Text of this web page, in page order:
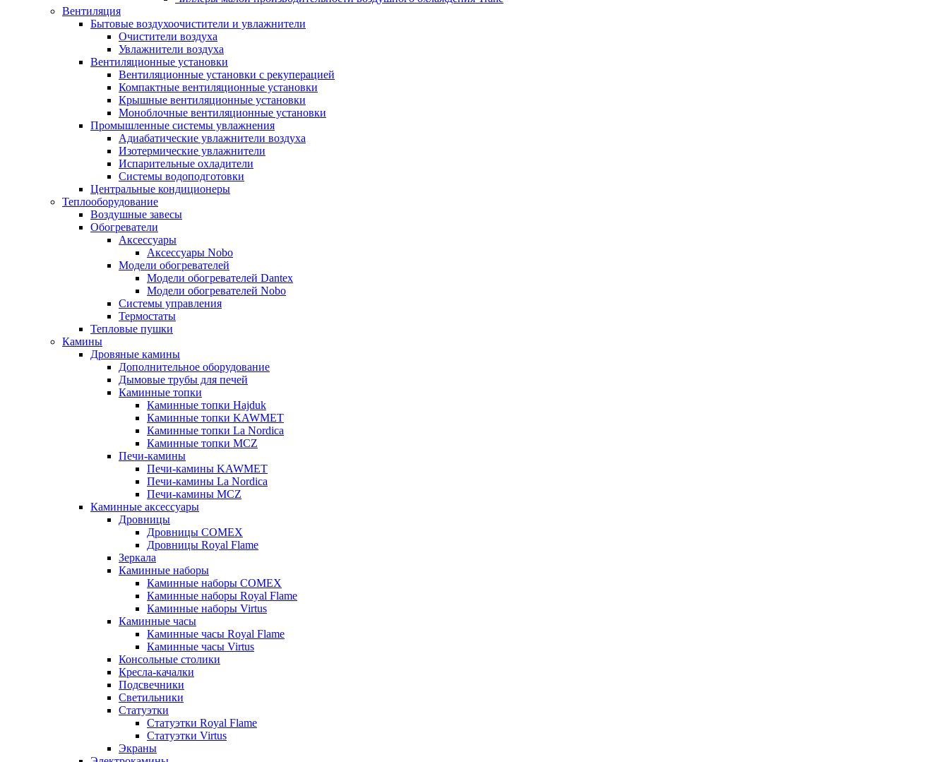
Вентиляция
Бытовые воздухоочистители и увлажнители
Очистители воздуха
Увлажнители воздуха
Вентиляционные установки
Вентиляционные установки с рекуперацией
Компактные вентиляционные установки
Крышные вентиляционные установки
Моноблочные вентиляционные установки
Промышленные системы увлажнения
Адиабатические увлажнители воздуха
Изотермические увлажнители
Испарительные охладители
Системы водоподготовки
Центральные кондиционеры
Теплооборудование
Воздушные завесы
Обогреватели
Аксессуары
Аксессуары Nobo
Модели обогревателей
Модели обогревателей Dantex
Модели обогревателей Nobo
Системы управления
Термостаты
Тепловые пушки
Камины
Дровяные камины
Дополнительное оборудование
Дымовые трубы для печей
Каминные топки
Каминные топки Hajduk
Каминные топки KAWMET
Каминные топки La Nordica
Каминные топки MCZ
Печи-камины
Печи-камины KAWMET
Печи-камины La Nordica
Печи-камины MCZ
Каминные аксессуары
Дровницы
Дровницы COMEX
Дровницы Royal Flame
Зеркала
Каминные наборы
Каминные наборы COMEX
Каминные наборы Royal Flame
Каминные наборы Virtus
Каминные часы
Каминные часы Royal Flame
Каминные часы Virtus
Консольные столики
Кресла-качалки
Подсвечники
Светильники
Статуэтки
Статуэтки Royal Flame
Статуэтки Virtus
Экраны